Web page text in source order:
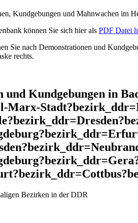
Kundgebungen und Mahnwachen im
können Sie sich hier als PDF Datei
Sie nach Demonstrationen und
rechts.
und Kundgebungen in
Marx-